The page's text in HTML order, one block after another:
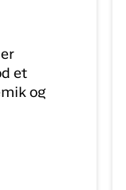
et
og